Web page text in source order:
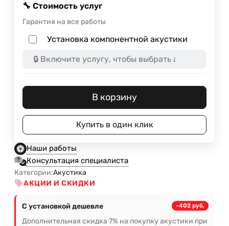
🔧 Стоимость услуг
Гарантия на все работы
Установка компонентной акустики
В корзину
Купить в один клик
Наши работы
Консультация специалиста
Категории:Акустика
АКЦИИ И СКИДКИ
С установкой дешевле -402 руб.
Дополнительная скидка 7% на покупку акустики при